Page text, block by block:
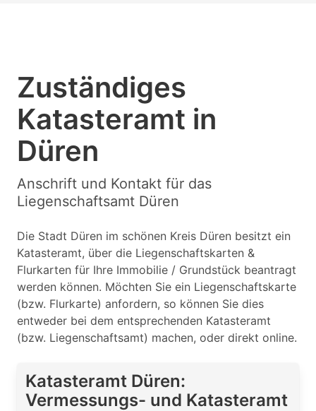
Zuständiges
Katasteramt in
Düren
Anschrift und Kontakt für das
Liegenschaftsamt Düren
Die Stadt Düren im schönen Kreis Düren besitzt ein
Katasteramt, über die Liegenschaftskarten &
Flurkarten für Ihre Immobilie / Grundstück beantragt
werden können. Möchten Sie ein Liegenschaftskarte
(bzw. Flurkarte) anfordern, so können Sie dies
entweder bei dem entsprechenden Katasteramt
(bzw. Liegenschaftsamt) machen, oder direkt online.
Katasteramt Düren:
Vermessungs- und Katasteramt